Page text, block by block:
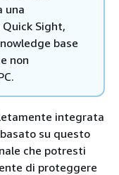
una
Quick Sight,
base
non
integrata
su questo
che potresti
di proteggere